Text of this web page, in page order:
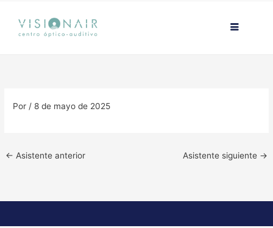
contenido
Por/ 8 de mayo de 2025
← Asistente anterior Asistente siguiente →